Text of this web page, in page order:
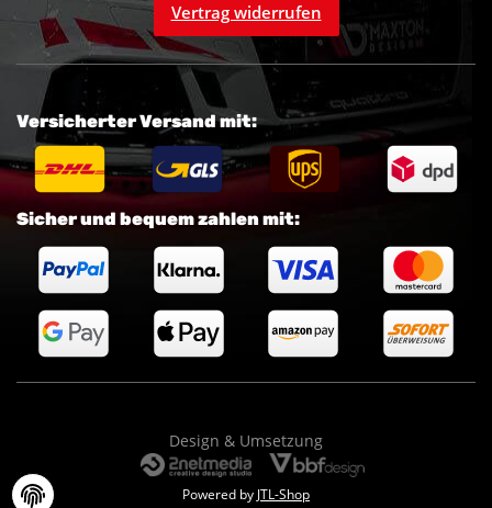
Vertrag widerrufen
Sicher und bequem zahlen mit:
Versicherter Versand mit:
Design & Umsetzung
Powered by JTL-Shop